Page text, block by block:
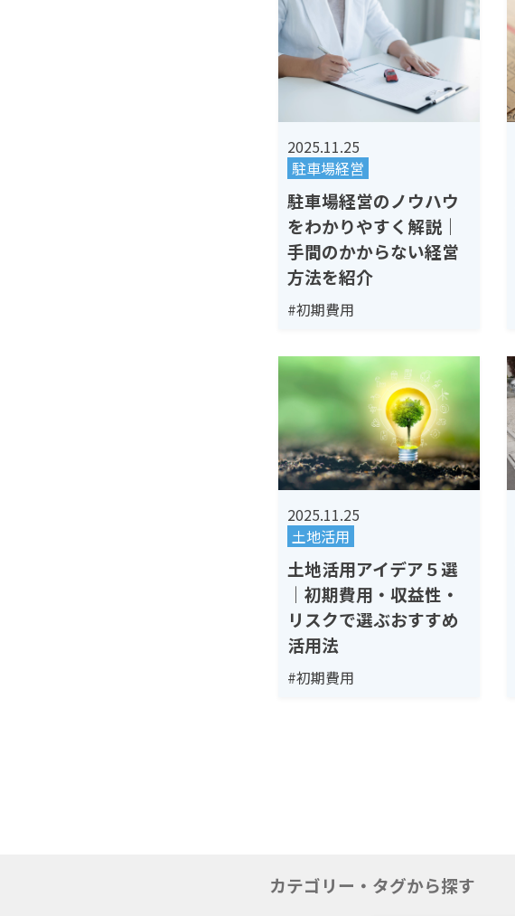
2025.11.25
駐車場経営
駐車場経営のノウハウ
をわかりやすく解説｜
手間のかからない経営
方法を紹介
#初期費用
2025.11.25
土地活用
土地活用アイデア５選
｜初期費用・収益性・
リスクで選ぶおすすめ
活用法
#初期費用
カテゴリー・タグから探す